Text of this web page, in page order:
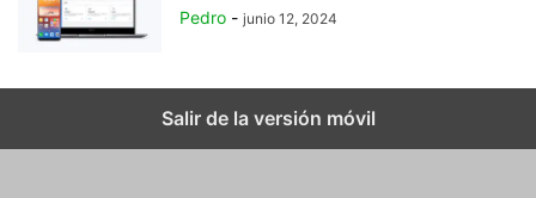
Pedro - junio 12, 2024
Salir de la versión móvil